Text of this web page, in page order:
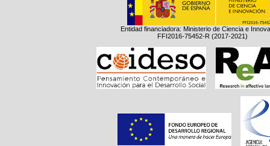
Entidad financiadora: Ministerio de Ciencia e
FFI2016-75452-R (2017-2021)